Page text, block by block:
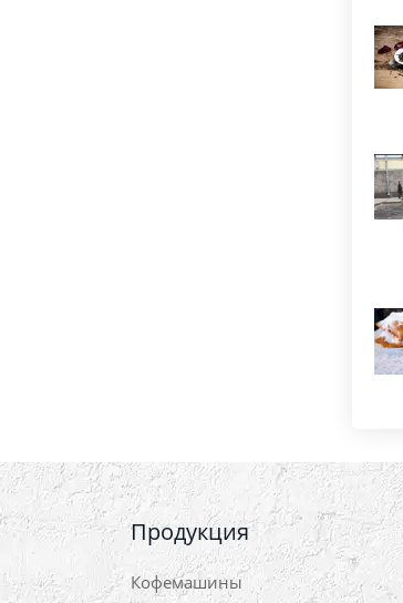
Продукция
Кофемашины